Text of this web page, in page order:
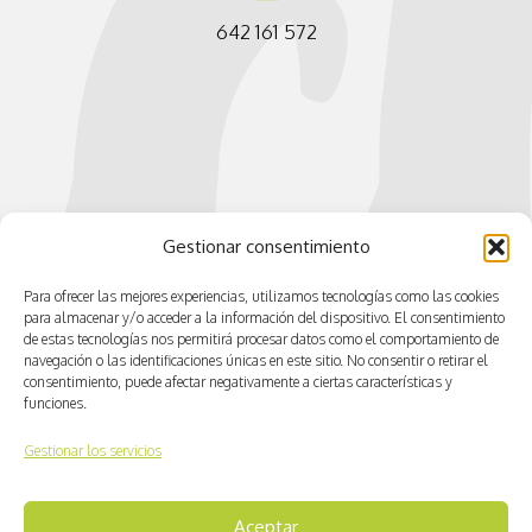
Gestionar consentimiento
Para ofrecer las mejores experiencias, utilizamos tecnologías como las cookies
para almacenar y/o acceder a la información del dispositivo. El consentimiento
de estas tecnologías nos permitirá procesar datos como el comportamiento de
navegación o las identificaciones únicas en este sitio. No consentir o retirar el
consentimiento, puede afectar negativamente a ciertas características y
funciones.
Gestionar los servicios
Aceptar
642 161 572